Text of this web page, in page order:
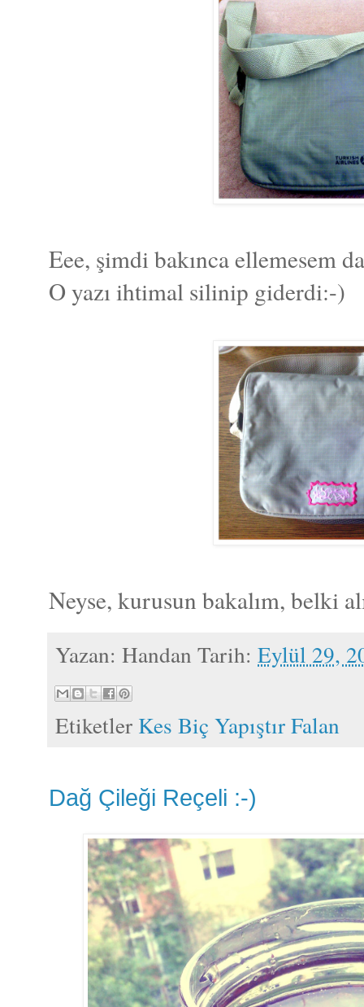
Eee, şimdi bakınca ellemesem
O yazı ihtimal silinip giderdi:-)
Neyse, kurusun bakalım, belki
Yazan: Handan Tarih: Eylül 29,
Etiketler Kes Biç Yapıştır Falan
Dağ Çileği Reçeli :-)